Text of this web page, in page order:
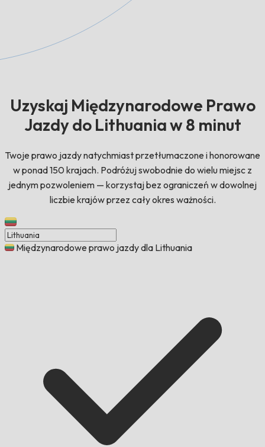
Uzyskaj Międzynarodowe Prawo
Jazdy do Lithuania w 8 minut
Twoje prawo jazdy natychmiast przetłumaczone i honorowane
w ponad 150 krajach. Podróżuj swobodnie do wielu miejsc z
jednym pozwoleniem — korzystaj bez ograniczeń w dowolnej
liczbie krajów przez cały okres ważności.
Międzynarodowe prawo jazdy dla Lithuania